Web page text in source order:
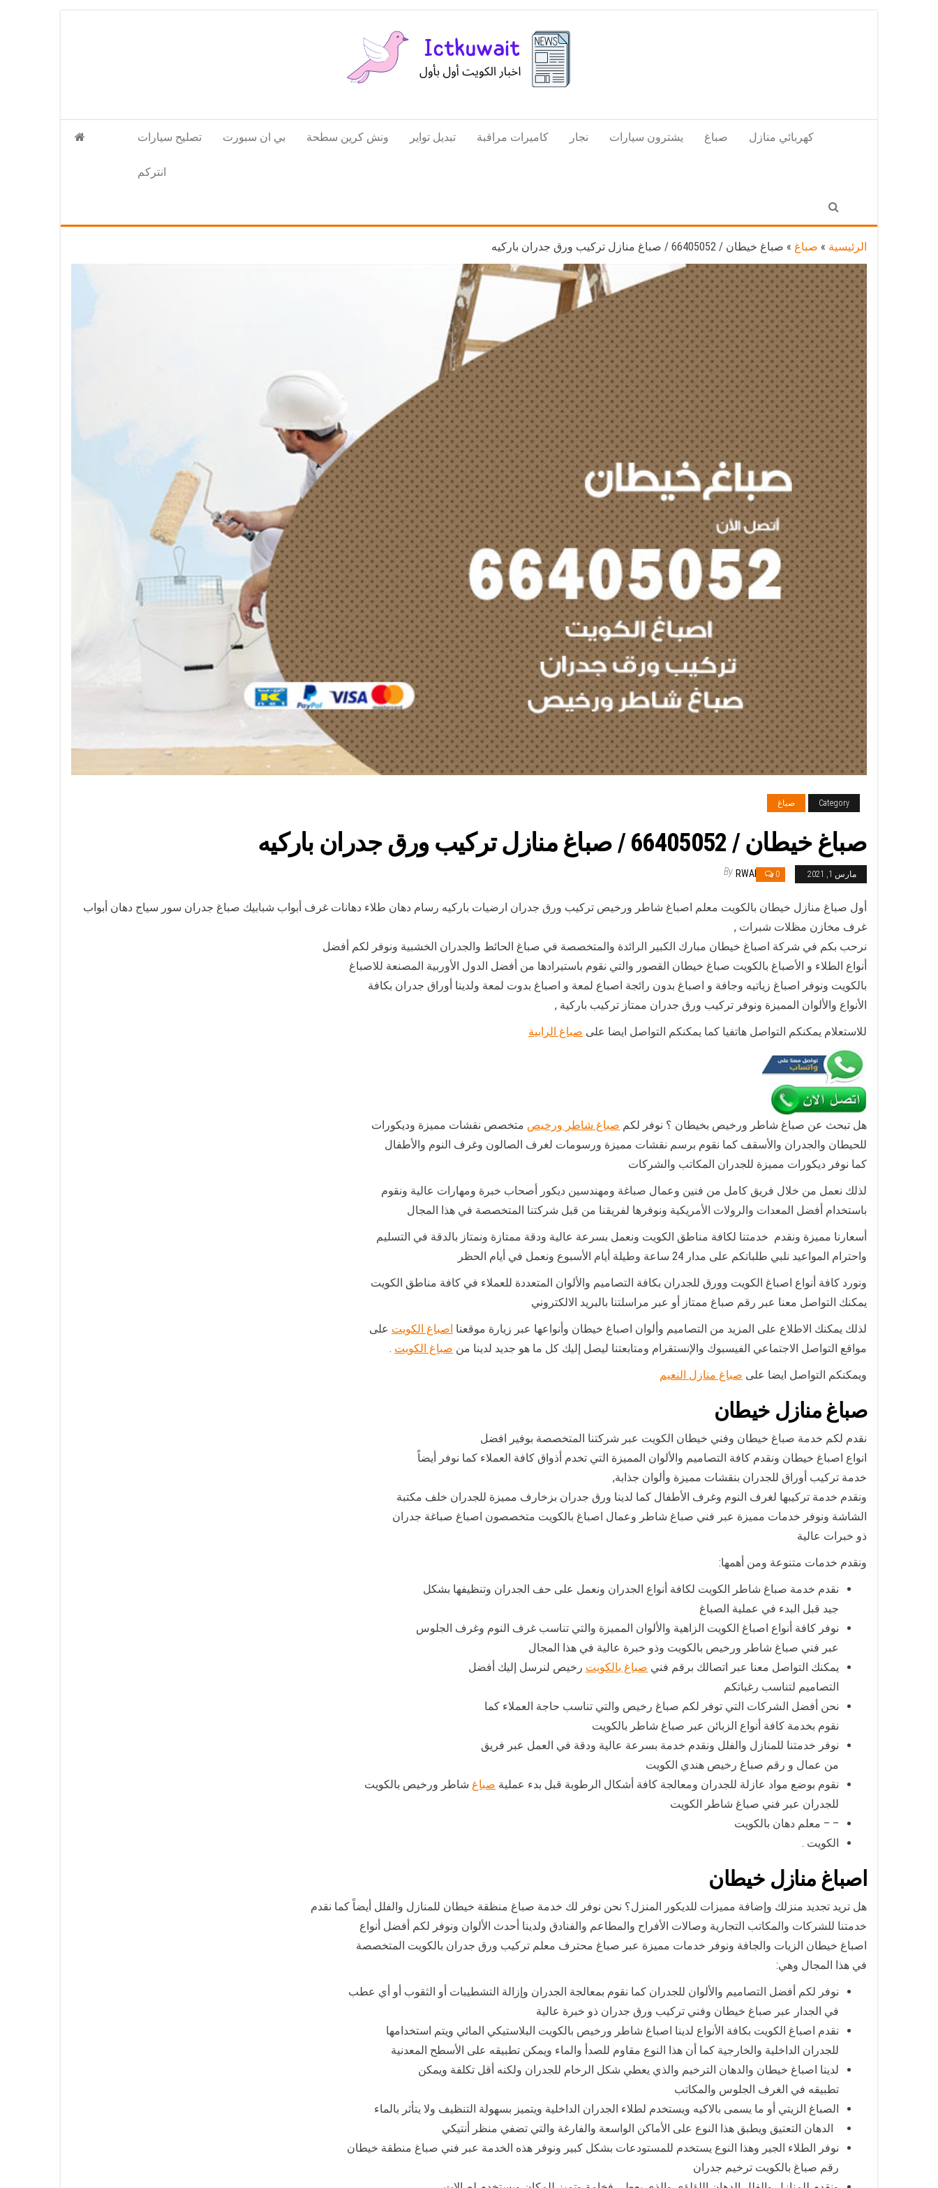
الكويت
تكنولوجيا
المعلومات
تصليح سيارات بي ان سبورت ونش كرين سطحة تبديل تواير كاميرات مراقبة نجار يشترون سيارات صباغ كهربائي منازل
انتركم
الرئيسية » صباغ » صباغ خيطان / 66405052 / صباغ منازل تركيب ورق جدران باركيه
Category صباغ
صباغ خيطان / 66405052 / صباغ منازل تركيب ورق جدران باركيه
مارس 1, 2021 0
By RWAN
أول صباغ منازل خيطان بالكويت معلم اصباغ شاطر ورخيص تركيب ورق جدران ارضيات باركيه رسام دهان طلاء دهانات غرف أبواب شبابيك صباغ جدران سور سياج دهان أبواب
غرف مخازن مظلات شبرات ,
نرحب بكم في شركة اصباغ خيطان مبارك الكبير الرائدة والمتخصصة في صباغ الحائط والجدران الخشبية ونوفر لكم أفضل
أنواع الطلاء و الأصباغ بالكويت صباغ خيطان القصور والتي نقوم باستيرادها من أفضل الدول الأوربية المصنعة للاصباغ
بالكويت ونوفر اصباغ زياتيه وجافة و اصباغ بدون رائجة اصباع لمعة و اصباغ بدوت لمعة ولدينا أوراق جدران بكافة
الأنواع والألوان المميزة ونوفر تركيب ورق جدران ممتاز تركيب باركية ,
للاستعلام يمكنكم التواصل هاتفيا كما يمكنكم التواصل ايضا على صباغ الرابية
هل تبحث عن صباغ شاطر ورخيص بخيطان ؟ نوفر لكم صباغ شاطر ورخيص متخصص نقشات مميزة وديكورات
للحيطان والجدران والأسقف كما نقوم برسم نقشات مميزة ورسومات لغرف الصالون وغرف النوم والأطفال
كما نوفر ديكورات مميزة للجدران المكاتب والشركات
لذلك نعمل من خلال فريق كامل من فنين وعمال صباغة ومهندسين ديكور أصحاب خبرة ومهارات عالية ونقوم
باستخدام أفضل المعدات والرولات الأمريكية ونوفرها لفريقنا من قبل شركتنا المتخصصة في هذا المجال
أسعارنا مميزة ونقدم خدمتنا لكافة مناطق الكويت ونعمل بسرعة عالية ودقة ممتازة ونمتاز بالدقة في التسليم
واحترام المواعيد نلبي طلباتكم على مدار 24 ساعة وطيلة أيام الأسبوع ونعمل في أيام الحظر
ونورد كافة أنواع اصباغ الكويت وورق للجدران بكافة التصاميم والألوان المتعددة للعملاء في كافة مناطق الكويت
يمكنك التواصل معنا عبر رقم صباغ ممتاز أو عبر مراسلتنا بالبريد الالكتروني
لذلك يمكنك الاطلاع على المزيد من التصاميم وألوان اصباغ خيطان وأنواعها عبر زيارة موقعنا اصباغ الكويت على
مواقع التواصل الاجتماعي الفيسبوك والإنستقرام ومتابعتنا ليصل إليك كل ما هو جديد لدينا من صباغ الكويت .
ويمكنكم التواصل ايضا على صباغ منازل النعيم
صباغ منازل خيطان
نقدم لكم خدمة صباغ خيطان وفني خيطان الكويت عبر شركتنا المتخصصة بوفير افضل
انواع اصباغ خيطان ونقدم كافة التصاميم والألوان المميزة التي تخدم أذواق كافة العملاء كما نوفر أيضاً
خدمة تركيب أوراق للجدران بنقشات مميزة وألوان جذابة,
ونقدم خدمة تركيبها لغرف النوم وغرف الأطفال كما لدينا ورق جدران بزخارف مميزة للجدران خلف مكتبة
الشاشة ونوفر خدمات مميزة عبر فني صباغ شاطر وعمال اصباغ بالكويت متخصصون اصباغ صباغة جدران
ذو خبرات عالية
ونقدم خدمات متنوعة ومن أهمها:
نقدم خدمة صباغ شاطر الكويت لكافة أنواع الجدران ونعمل على حف الجدران وتنظيفها بشكل
جيد قبل البدء في عملية الصباغ
نوفر كافة أنواع اصباغ الكويت الزاهية والألوان المميزة والتي تناسب غرف النوم وغرف الجلوس
عبر فني صباغ شاطر ورخيص بالكويت وذو خبرة عالية في هذا المجال
يمكنك التواصل معنا عبر اتصالك برقم فني صباغ بالكويت رخيص لنرسل إليك أفضل
التصاميم لتناسب رغباتكم
نحن أفضل الشركات التي توفر لكم صباغ رخيص والتي تناسب حاجة العملاء كما
نقوم بخدمة كافة أنواع الزبائن عبر صباغ شاطر بالكويت
نوفر خدمتنا للمنازل والفلل ونقدم خدمة بسرعة عالية ودقة في العمل عبر فريق
من عمال و رقم صباغ رخيص هندي الكويت
نقوم بوضع مواد عازلة للجدران ومعالجة كافة أشكال الرطوبة قبل بدء عملية صباغ شاطر ورخيص بالكويت
للجدران عبر فني صباغ شاطر الكويت
– – معلم دهان بالكويت
الكويت .
اصباغ منازل خيطان
هل تريد تجديد منزلك وإضافة مميزات للديكور المنزل؟ نحن نوفر لك خدمة صباغ منظقة خيطان للمنازل والفلل أيضاً كما نقدم
خدمتنا للشركات والمكاتب التجارية وصالات الأفراح والمطاعم والفنادق ولدينا أحدث الألوان ونوفر لكم أفضل أنواع
اصباغ خيطان الزيات والجافة ونوفر خدمات مميزة عبر صباغ محترف معلم تركيب ورق جدران بالكويت المتخصصة
في هذا المجال وهي:
نوفر لكم أفضل التصاميم والألوان للجدران كما نقوم بمعالجة الجدران وإزالة التشطيبات أو الثقوب أو أي عطب
في الجدار عبر صباغ خيطان وفني تركيب ورق جدران ذو خبرة عالية
نقدم اصباغ الكويت بكافة الأنواع لدينا اصباغ شاطر ورخيص بالكويت البلاستيكي المائي ويتم استخدامها
للجدران الداخلية والخارجية كما أن هذا النوع مقاوم للصدأ والماء ويمكن تطبيقه على الأسطح المعدنية
لدينا اصباغ خيطان والدهان الترخيم والذي يعطي شكل الرخام للجدران ولكنه أقل تكلفة ويمكن
تطبيقه في الغرف الجلوس والمكاتب
الصباغ الزيتي أو ما يسمى بالاكيه ويستخدم لطلاء الجدران الداخلية ويتميز بسهولة التنظيف ولا يتأثر بالماء
الدهان التعتيق ويطبق هذا النوع على الأماكن الواسعة والفارغة والتي تضفي منظر أنتيكي
نوفر الطلاء الجير وهذا النوع يستخدم للمستودعات بشكل كبير ونوفر هذه الخدمة عبر فني صباغ منطقة خيطان
رقم صباغ بالكويت ترخيم جدران